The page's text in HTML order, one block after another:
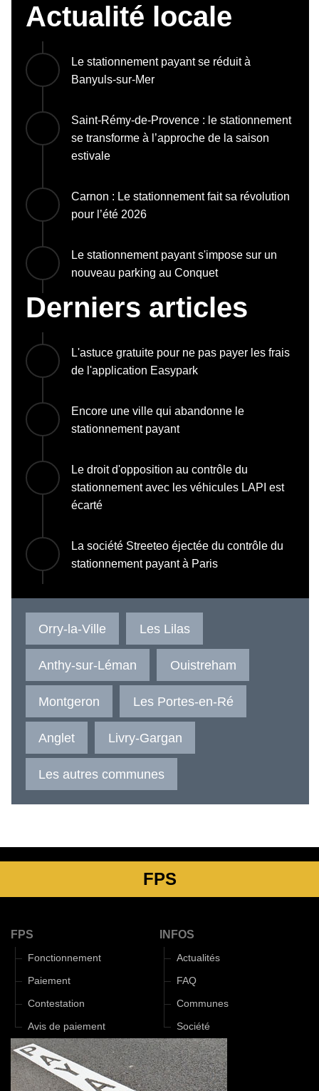
Actualité locale
Le stationnement payant se réduit à
Banyuls-sur-Mer
Saint-Rémy-de-Provence : le stationnement
se transforme à l’approche de la saison
estivale
Carnon : Le stationnement fait sa révolution
pour l’été 2026
Le stationnement payant s'impose sur un
nouveau parking au Conquet
Derniers articles
L'astuce gratuite pour ne pas payer les frais
de l'application Easypark
Encore une ville qui abandonne le
stationnement payant
Le droit d'opposition au contrôle du
stationnement avec les véhicules LAPI est
écarté
La société Streeteo éjectée du contrôle du
stationnement payant à Paris
Orry-la-Ville Les Lilas
Anthy-sur-Léman Ouistreham
Montgeron Les Portes-en-Ré
Anglet Livry-Gargan
Les autres communes
FPS
FPS
Fonctionnement
Paiement
Contestation
Avis de paiement
INFOS
Actualités
FAQ
Communes
Société